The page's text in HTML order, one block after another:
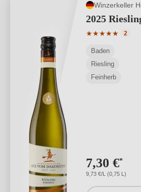
Winzerkeller
2025
★★★★★ 2
Baden
Riesling
Feinherb
7,30 €*
9,73 €/L (0,75 L)